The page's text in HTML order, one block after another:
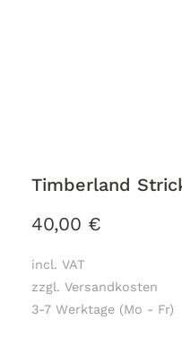
Timberland
40,00 €
incl. VAT
zzgl. Versandkosten
3-7 Werktage (Mo - Fr)